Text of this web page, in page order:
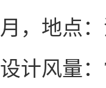
月，地点
设计风量：